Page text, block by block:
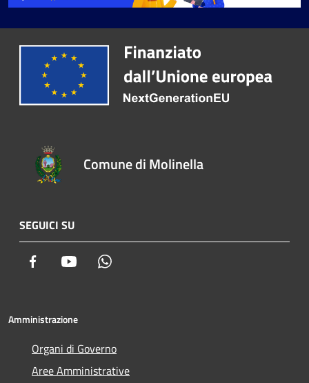
Comune di Molinella
SEGUICI SU
Facebook Youtube
Amministrazione
Organi di Governo
Aree Amministrative